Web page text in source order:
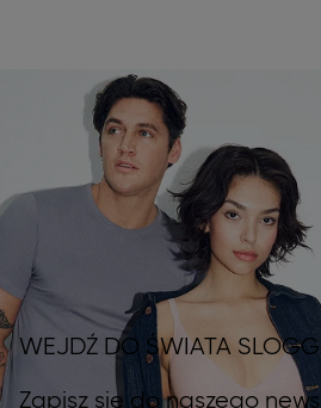
WEJDŹ DO ŚWIATA
Zapisz się do naszego